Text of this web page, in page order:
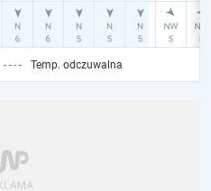
Temp. odczuwalna